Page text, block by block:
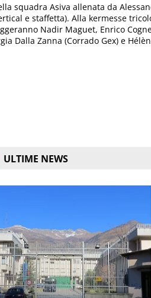
squadra Asiva allenata da
e staffetta). Alla kermesse
Nadir Maguet, Enrico
Dalla Zanna (Corrado Gex) e
ULTIME NEWS